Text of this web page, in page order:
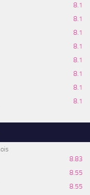
8.1
8.1
8.1
8.1
8.1
8.1
8.1
8.1
8.83
8.55
8.55